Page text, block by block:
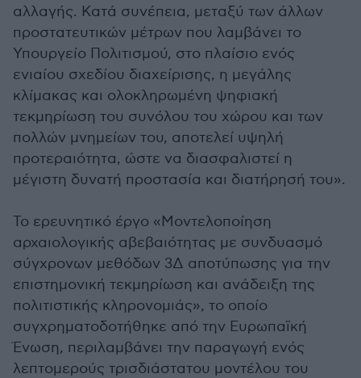
αλλαγής. Κατά συνέπεια, μεταξύ των άλλων
προστατευτικών μέτρων που λαμβάνει το
Υπουργείο Πολιτισμού, στο πλαίσιο ενός
ενιαίου σχεδίου διαχείρισης, η μεγάλης
κλίμακας και ολοκληρωμένη ψηφιακή
τεκμηρίωση του συνόλου του χώρου και των
πολλών μνημείων του, αποτελεί υψηλή
προτεραιότητα, ώστε να διασφαλιστεί η
μέγιστη δυνατή προστασία και διατήρησή του».
Το ερευνητικό έργο «Μοντελοποίηση
αρχαιολογικής αβεβαιότητας με συνδυασμό
σύγχρονων μεθόδων 3Δ αποτύπωσης για την
επιστημονική τεκμηρίωση και ανάδειξη της
πολιτιστικής κληρονομιάς», το οποίο
συγχρηματοδοτήθηκε από την Ευρωπαϊκή
Ένωση, περιλαμβάνει την παραγωγή ενός
λεπτομερούς τρισδιάστατου μοντέλου του